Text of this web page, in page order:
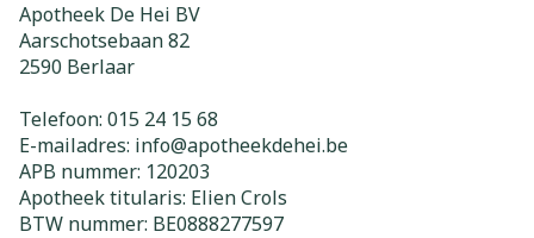
Apotheek De Hei BV
Aarschotsebaan 82
2590 Berlaar
Telefoon: 015 24 15 68
E-mailadres: info@apotheekdehei.be
APB nummer: 120203
Apotheek titularis: Elien Crols
BTW nummer: BE0888277597